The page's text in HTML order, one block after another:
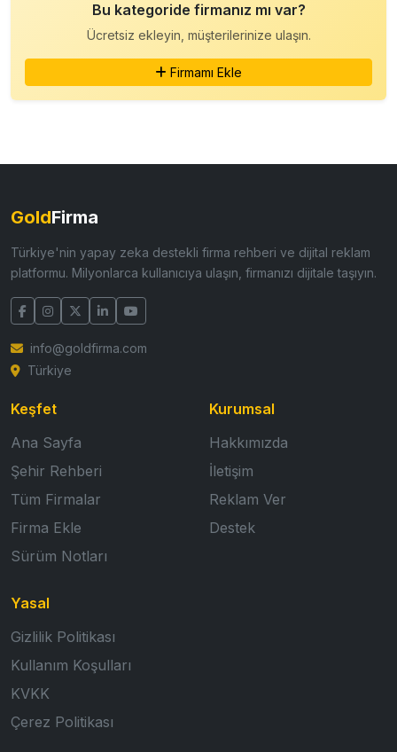
Bu kategoride firmanız mı var?
Ücretsiz ekleyin, müşterilerinize ulaşın.
Firmamı Ekle
GoldFirma
Türkiye'nin yapay zeka destekli firma rehberi ve dijital reklam
platformu. Milyonlarca kullanıcıya ulaşın, firmanızı dijitale taşıyın.
info@goldfirma.com
Türkiye
Keşfet
Ana Sayfa
Şehir Rehberi
Tüm Firmalar
Firma Ekle
Sürüm Notları
Kurumsal
Hakkımızda
İletişim
Reklam Ver
Destek
Yasal
Gizlilik Politikası
Kullanım Koşulları
KVKK
Çerez Politikası